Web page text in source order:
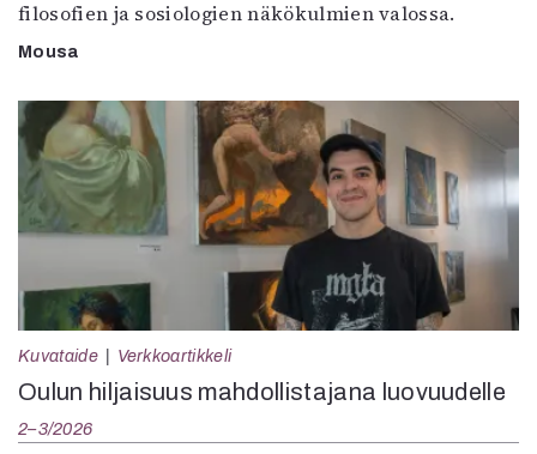
filosofien ja sosiologien näkökulmien valossa.
Mousa
Kuvataide Verkkoartikkeli
Oulun hiljaisuus mahdollistajana luovuudelle
2–3/2026